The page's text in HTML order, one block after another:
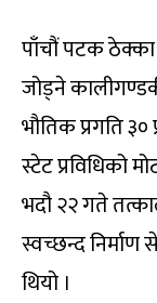
पाँचौं पटक
जोड्ने
भौतिक प्रगति
स्टेट प्रविधिको
भदौ २२ गते
स्वच्छन्द
थियो ।